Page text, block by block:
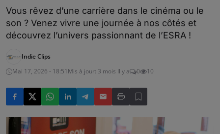
Vous rêvez d’une carrière dans le cinéma ou le
son ? Venez vivre une journée à nos côtés et
découvrez l’univers passionnant de l’ESRA !
Indie Clips
Mai 17, 2026 - 18:51 Mis à jour: 3 mois Il y a 0 10